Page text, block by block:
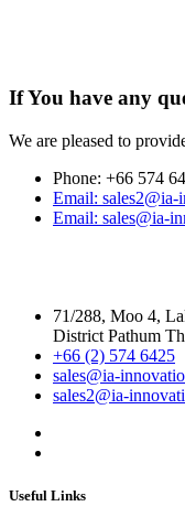
If You have any
We are pleased to
Phone: +66 574
Email:
Email: sales@ia-
71/288, Moo 4,
District Pathum
+66 (2) 574 6425
sales@ia-
sales2@ia-
Useful Links